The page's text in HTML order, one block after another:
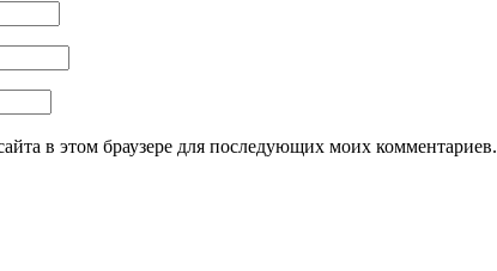
в этом браузере для последующих моих комментариев.